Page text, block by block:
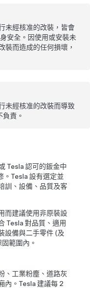
未經核准的改裝，皆會
安全。因使用或安裝未
裝而造成的任何損壞，
未經核准的改裝而導致
責。
Tesla 認可的鈑金中
。Tesla 設有選定並
訓、設備、品質及客
而建議使用非原裝設
Tesla 對品質、適用
設備與二手零件 (及
範圍內。
、工業粉塵、道路灰
內。Tesla 建議每 2